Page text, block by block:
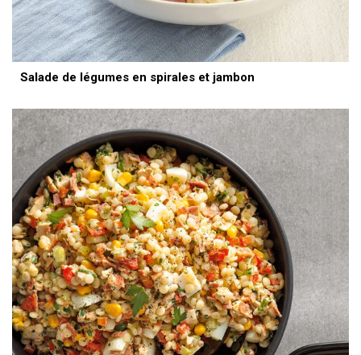
Salade de légumes en spirales et jambon